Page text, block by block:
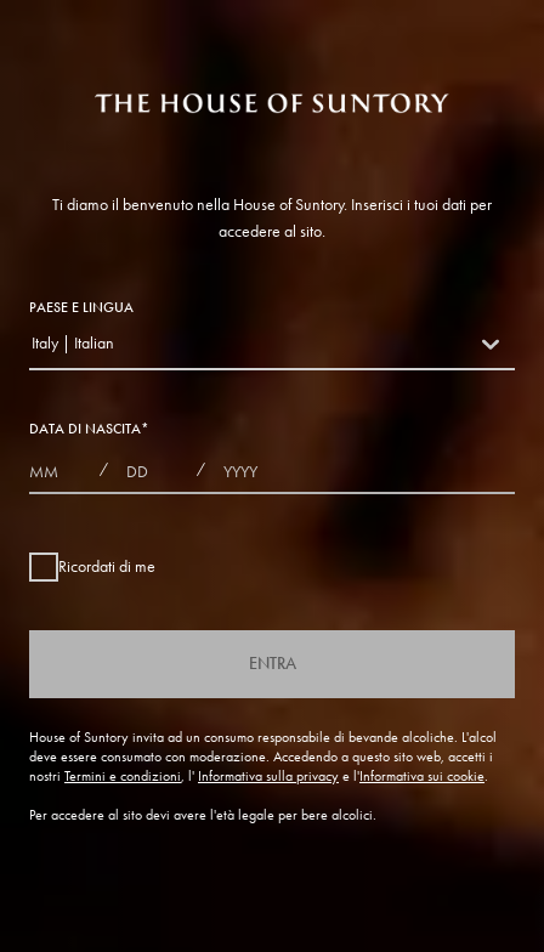
Ti diamo il benvenuto nella House of Suntory. Inserisci i tuoi dati per
accedere al sito.
PAESE E LINGUA
countryDropdown
Italy | Italian
DATA DI NASCITA*
MONTHS
/ DAYS / YEAR
Ricordati di me
ENTRA
House of Suntory invita ad un consumo responsabile di bevande alcoliche. L'alcol
deve essere consumato con moderazione. Accedendo a questo sito web, accetti i
nostri Termini e condizioni, l' Informativa sulla privacy e l'Informativa sui cookie.
Per accedere al sito devi avere l'età legale per bere alcolici.